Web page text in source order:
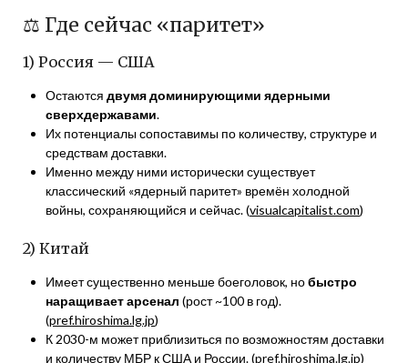
⚖️ Где сейчас «паритет»
1) Россия — США
Остаются двумя доминирующими ядерными
сверхдержавами.
Их потенциалы сопоставимы по количеству, структуре и
средствам доставки.
Именно между ними исторически существует
классический «ядерный паритет» времён холодной
войны, сохраняющийся и сейчас. (visualcapitalist.com)
2) Китай
Имеет существенно меньше боеголовок, нобыстро
наращивает арсенал (рост ~100 в год).
(pref.hiroshima.lg.jp)
К 2030-м может приблизиться по возможностям доставки
и количеству МБР к США и России. (pref.hiroshima.lg.jp)